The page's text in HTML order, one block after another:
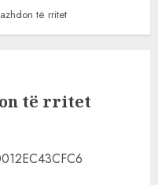
të rritet
të rritet